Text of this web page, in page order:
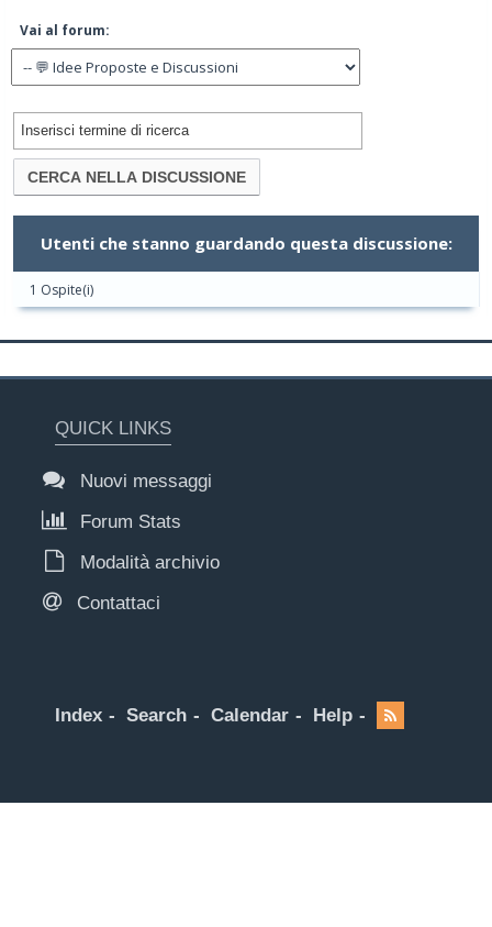
Vai al forum:
Utenti che stanno guardando questa discussione:
1 Ospite(i)
QUICK LINKS
Nuovi messaggi
Forum Stats
Modalità archivio
Contattaci
Index Search Calendar Help